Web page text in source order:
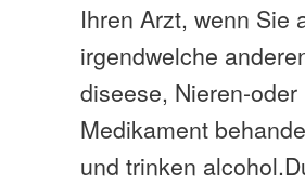
Ihren Arzt, wenn Sie
irgendwelche
diseese, Nieren-
Medikament
und trinken